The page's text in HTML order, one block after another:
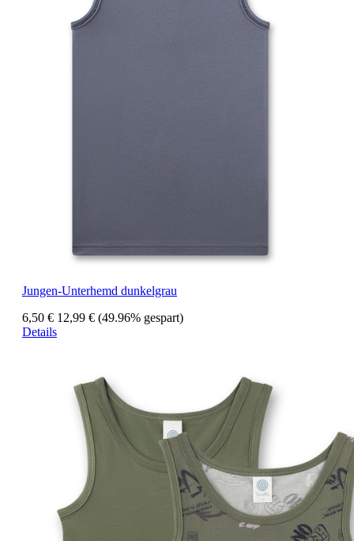
Jungen-Unterhemd dunkelgrau
6,50 € 12,99 € (49.96% gespart)
Details